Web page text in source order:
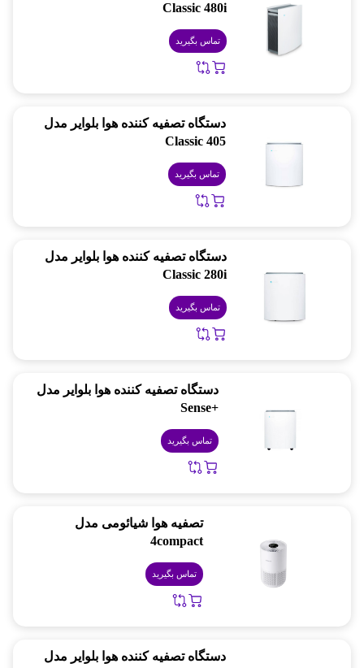
Classic 480i
تماس بگیرید
دستگاه تصفیه کننده هوا بلوایر مدل
Classic 405
تماس بگیرید
دستگاه تصفیه کننده هوا بلوایر مدل
Classic 280i
تماس بگیرید
دستگاه تصفیه کننده هوا بلوایر مدل
+Sense
تماس بگیرید
تصفیه هوا شیائومی مدل
4compact
تماس بگیرید
دستگاه تصفیه کننده هوا بلوایر مدل